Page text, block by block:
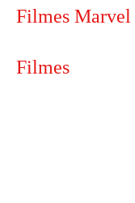
Filmes Marvel
Filmes